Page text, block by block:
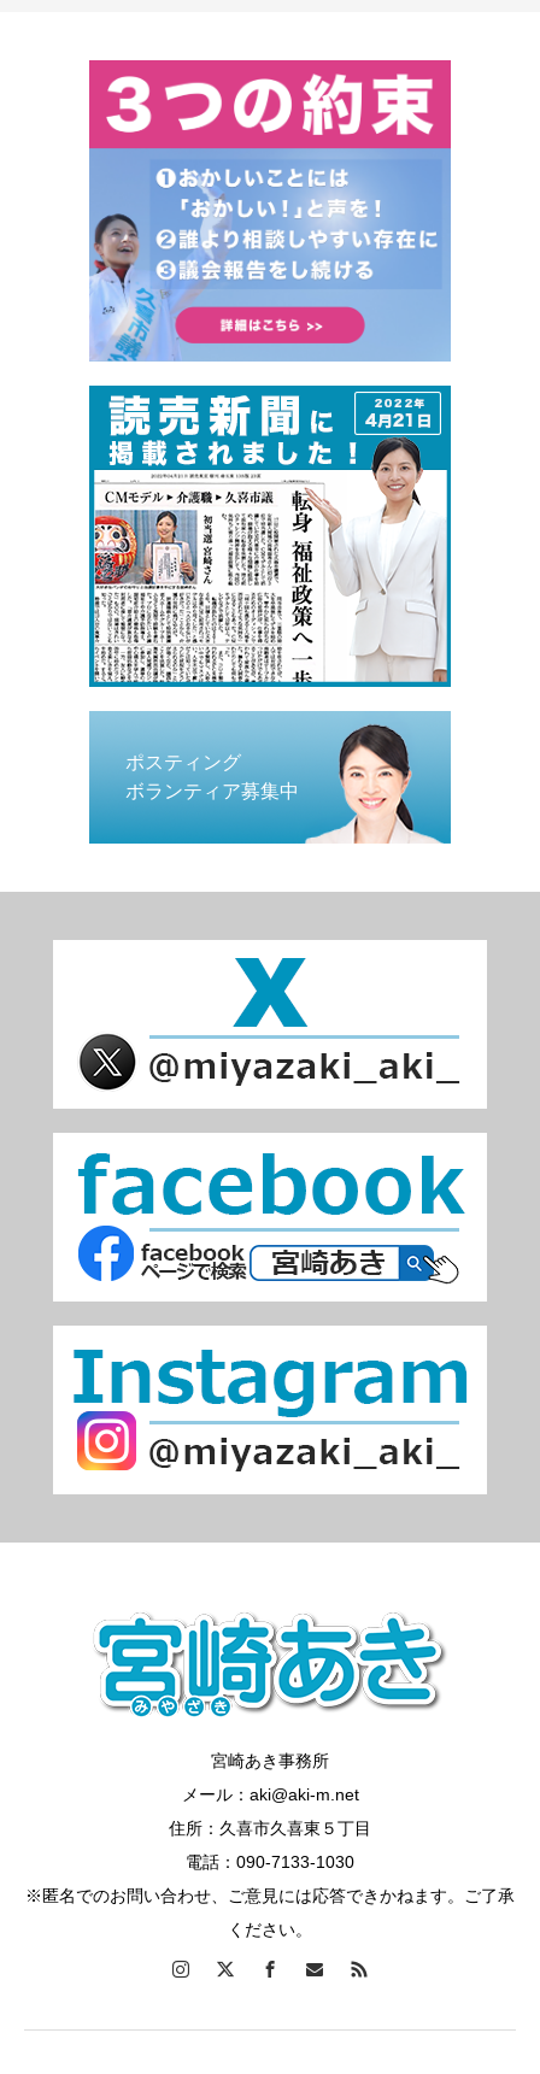
ポスティング
ボランティア募集中
宮崎あき事務所
メール：aki@aki-m.net
住所：久喜市久喜東５丁目
電話：090-7133-1030
※匿名でのお問い合わせ、ご意見には応答できかねます。ご了承
ください。